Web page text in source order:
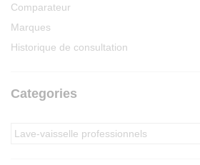
Comparateur
Marques
Historique de consultation
Categories